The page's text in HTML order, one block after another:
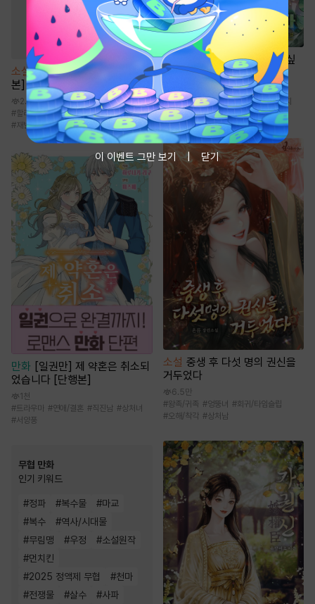
소설 [BL] Call Call Call [단행
본]
2.1만
#할리킹 #계약관계 #오해/착각 #후회공
# 재벌공
만화 [일권만] 제 약혼은 취소되
었습니다 [단행본]
1천
#트라우마 #연애/결혼 #직진남 #상처녀
#서양풍
무협 만화
인기 키워드
#정파 #복수물 #마교
#복수 #역사/시대물
#무림맹 #우정 #소설원작
#먼치킨
#2025 정액제 무협 #천마
#전쟁물 #살수 #사파
소설
경영은 됐고 돈만 쓰고 싶
습니다
3.7만
#환생물 #성장물 #재벌물 #현대판타지
#먼치킨
소설 중생 후 다섯 명의 권신을
거두었다
6.5만
#왕족/귀족 #엉뚱녀 #회귀/타임슬립
#오해/착각 #상처남
이 이벤트 그만 보기 닫기